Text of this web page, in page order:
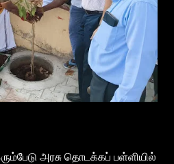
அரசு தொடக்கப் பள்ளியில்